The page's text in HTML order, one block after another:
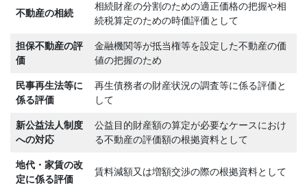
不動産の相続
相続財産の分割のための適正価格の把握や相
続税算定のための時価評価として
担保不動産の評
価
金融機関等が抵当権等を設定した不動産の価
値の把握のため
民事再生法等に
係る評価
再生債務者の財産状況の調査等に係る評価と
して
新公益法人制度
への対応
公益目的財産額の算定が必要なケースにおけ
る不動産の評価額の根拠資料として
地代・家賃の改
定に係る評価
賃料減額又は増額交渉の際の根拠資料として